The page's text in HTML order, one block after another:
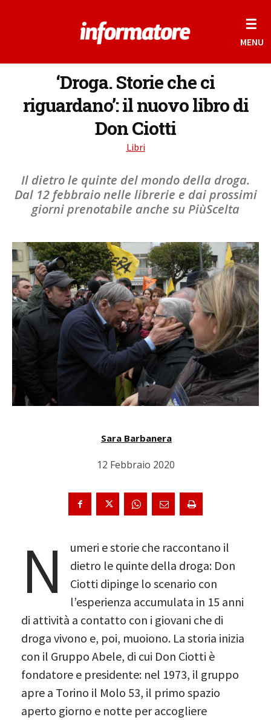
☰
MENU
‘Droga. Storie che ci
riguardano’: il nuovo libro di
Don Ciotti
Libri
Il dietro le quinte del mondo della droga.
Dal 12 febbraio nelle librerie e dai prossimi
giorni prenotabile anche su PiùScelta
Sara Barbanera
12 Febbraio 2020
N
umeri e storie che raccontano il
dietro le quinte della droga: Don
Ciotti dipinge lo scenario con
l’esperienza accumulata in 15 anni
di attività a contatto con i giovani che di
droga vivono e, poi, muoiono. La storia inizia
con il Gruppo Abele, di cui Don Ciotti è
fondatore e presidente: nel 1973, il gruppo
apre a Torino il Molo 53, il primo spazio
aperto giorno e notte per accogliere